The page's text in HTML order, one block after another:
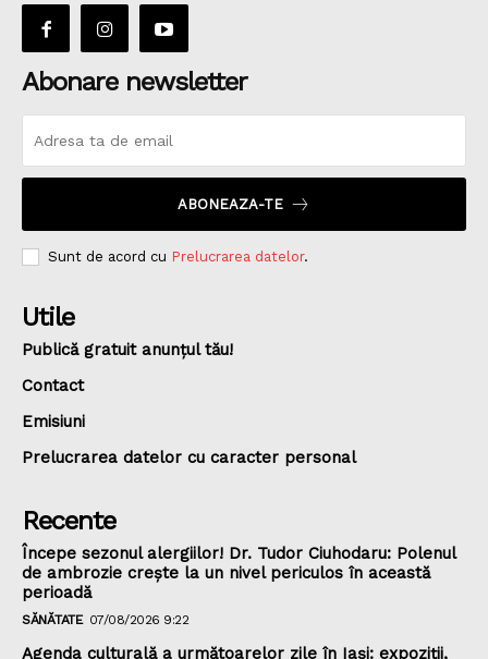
Abonare newsletter
ABONEAZA-TE
Sunt de acord cu Prelucrarea datelor.
Utile
Publică gratuit anunțul tău!
Contact
Emisiuni
Prelucrarea datelor cu caracter personal
Recente
Începe sezonul alergiilor! Dr. Tudor Ciuhodaru: Polenul
de ambrozie crește la un nivel periculos în această
perioadă
SĂNĂTATE 07/08/2026 9:22
Agenda culturală a următoarelor zile în Iași: expoziții,